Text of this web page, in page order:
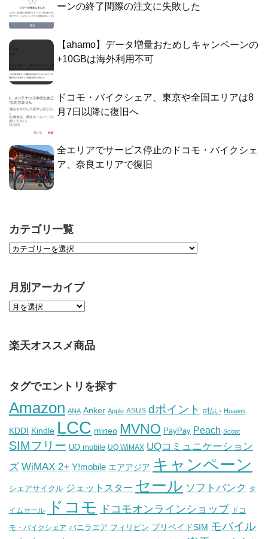
ーンの終了間際の注文に失敗した
【ahamo】データ増量おためしキャンペーンの
+10GBは海外利用不可
ドコモ・バイクシェア、東京や全国エリアは8
月7日以降に復旧へ
全エリアでサービス停止のドコモ・バイクシェ
ア、奈良エリアで復旧
カテゴリ一覧
月別アーカイブ
楽天オススメ商品
タグでエントリを探す
Amazon ANA Anker Apple ASUS dポイント d払い Huawei
KDDI Kindle LCC mineo MVNO PayPay Peach Scoot
SIMフリー UQ mobile UQ WiMAX UQコミュニケーション
ズ WiMAX 2+ Y!mobile エアアジア キャンペーン
シェアサイクル ジェットスター セール ソフトバンク タ
イムセール ドコモ ドコモオンラインショップ ドコ
モ・バイクシェア バニラエア フィリピン プリペイドSIM モバイル